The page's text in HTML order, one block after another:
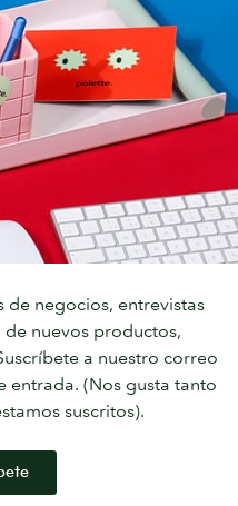
de negocios, entrevistas
nuevos productos,
a nuestro correo
entrada. (Nos gusta tanto
suscritos).